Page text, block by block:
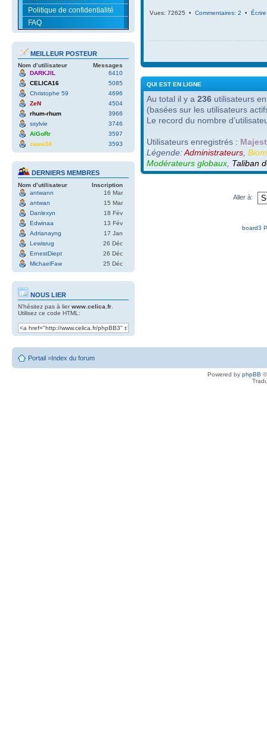
Politique de confidentialité
FAQ
MEILLEUR POSTEUR
Nom d’utilisateur
Messages
DARKJIL
6410
CELICA16
5085
Christophe 59
4696
ZeN
4504
rhum-rhum
3966
ssylvie
3746
AïGoRr
3597
zawa34
3593
DERNIERS MEMBRES
Nom d’utilisateur
Inscription
antwann
16 Mar
antwan
15 Mar
Danlexyn
18 Fév
Edwinaa
13 Fév
Adrianayng
17 Jan
Lewisrug
26 Déc
ErnestDiept
26 Déc
MichaelFaw
25 Déc
NOUS LIER
N'hésitez pas à lierwww.celica.fr
Utilisez ce code HTML:
Vues: 72625 • Commentaires: 2 •
QUI EST EN LIGNE
Au total il y a 236 utilisateurs
(basées sur les utilisateurs
Le record du nombre
Utilisateurs enregistrés :
Légende:Administrateurs
Modérateurs globaux Taliban
Aller à:
board3
Portail »Index du forum
Powered by phpBB